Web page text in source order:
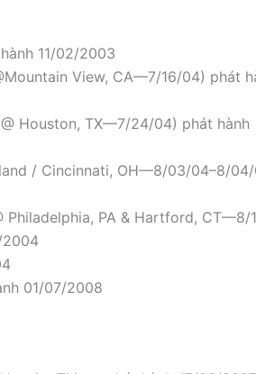
11/02/2003
View, CA—7/16/04) phát
Houston, TX—7/24/04) phát hành
/ Cincinnati, OH—8/03/04–8/
Philadelphia, PA & Hartford, CT—8/
2004
01/07/2008